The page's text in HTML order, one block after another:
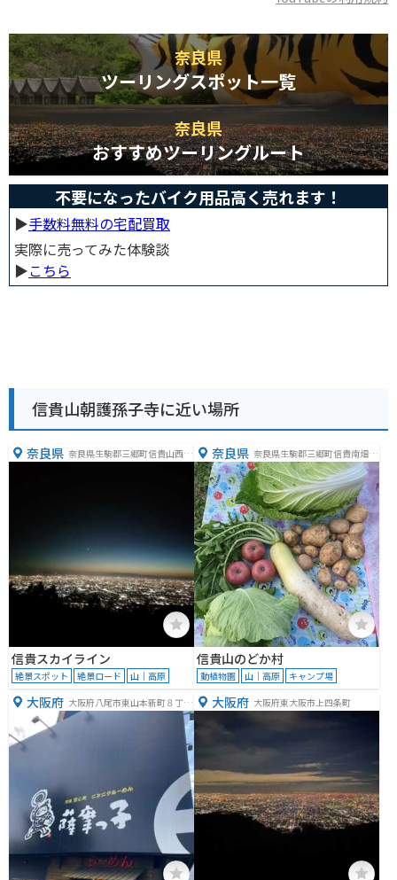
奈良県
ツーリングスポット一覧
奈良県
おすすめツーリングルート
不要になったバイク用品高く売れます！
▶︎手数料無料の宅配買取
実際に売ってみた体験談
▶︎こちら
信貴山朝護孫子寺に近い場所
奈良県 奈良県生駒郡三郷町信貴山西２
信貴スカイライン
絶景スポット 絶景ロード 山｜高原
奈良県 奈良県生駒郡三郷町信貴南畑１
丁目７−１
信貴山のどか村
動植物園 山｜高原 キャンプ場
大阪府 大阪府八尾市東山本新町８丁目
１４−１６
大阪府 大阪府東大阪市上四条町